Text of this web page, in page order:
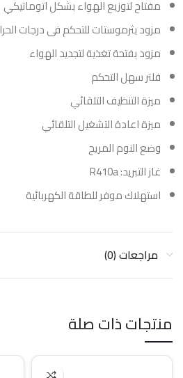
مفتاح لتوزيع الهواء بشكل اتوماتيكي
مزود بثرموستات للتحكم فى درجات
مزود بفتحة تغذية لتجديد الهواء
فلتر سهل التحكم
ميزة التنظيف التلقائي
ميزة اعادة التشغيل التلقائي
وضع النوم المريح
غاز التبريد: R410a
استهلاك موفر للطاقة الكهربائية
مراجعات (0)
منتجات ذات صلة